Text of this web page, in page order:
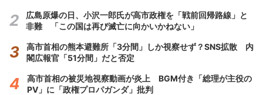
広島原爆の日、小沢一郎氏が高市政権を「戦前回帰路線」と
非難 「この国は再び滅亡に向かいかねない」
高市首相の熊本避難所「3分間」しか視察せず？SNS拡散 内
閣広報官「51分間」だと否定
高市首相の被災地視察動画が炎上 BGM付き「総理が主役の
PV」に「政権プロパガンダ」批判